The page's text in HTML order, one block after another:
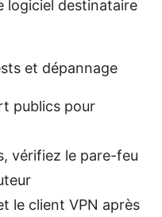
logiciel destinataire
et dépannage
publics pour
vérifiez le pare-feu
le client VPN après